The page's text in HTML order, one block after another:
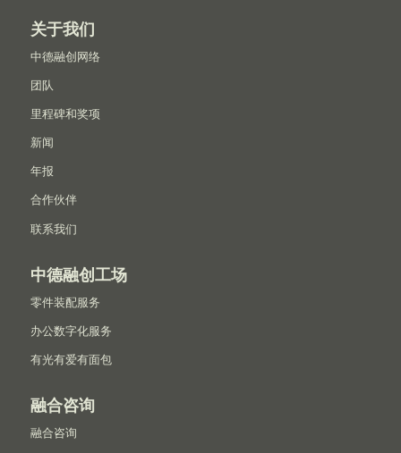
关于我们
中德融创网络
团队
里程碑和奖项
新闻
年报
合作伙伴
联系我们
中德融创工场
零件装配服务
办公数字化服务
有光有爱有面包
融合咨询
融合咨询